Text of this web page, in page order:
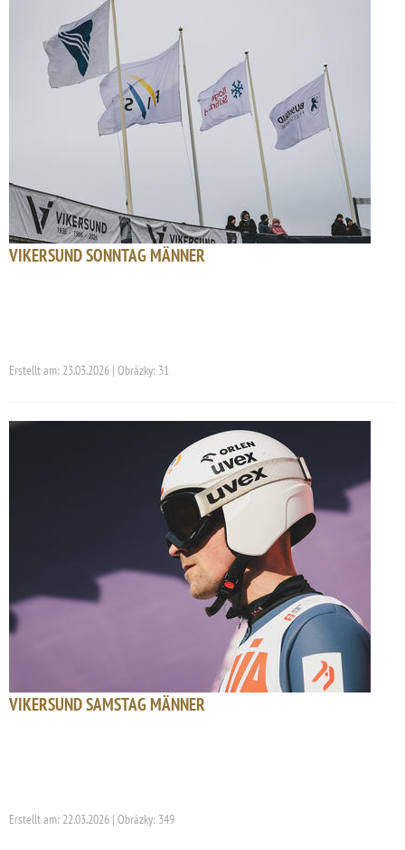
VIKERSUND SONNTAG MÄNNER
Erstellt am: 23.03.2026 | Obrázky: 31
VIKERSUND SAMSTAG MÄNNER
Erstellt am: 22.03.2026 | Obrázky: 349